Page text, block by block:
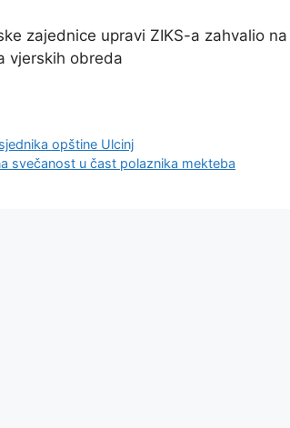
zajednice upravi ZIKS-a zahvalio na
vjerskih obreda
opštine Ulcinj
svečanost u čast polaznika mekteba